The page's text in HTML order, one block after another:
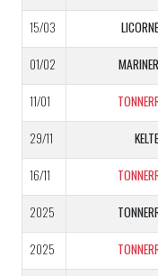
15/03
01/02
11/01
29/11
16/11
2025
2025